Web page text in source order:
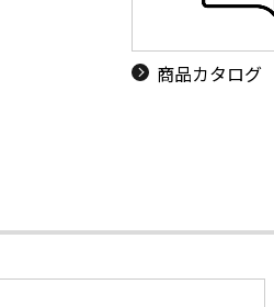
商品カタログ